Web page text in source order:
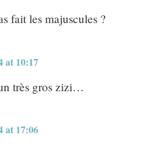
fait les majuscules ?
at 10:17
très gros zizi…
at 17:06